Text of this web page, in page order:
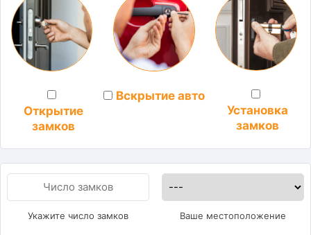
Открытие
замков
Вскрытие авто
Установка
замков
Укажите число замков Ваше местоположение